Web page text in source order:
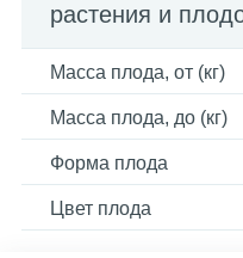
растения и
Масса плода, от (кг)
Масса плода, до (кг)
Форма плода
Цвет плода